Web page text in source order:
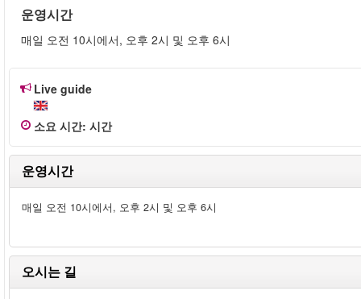
운영시간
매일 오전 10시에서, 오후 2시 및 오후 6시
Live guide
소요 시간: 시간
운영시간
매일 오전 10시에서, 오후 2시 및 오후 6시
오시는 길